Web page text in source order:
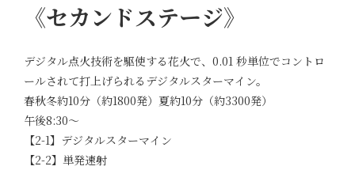
《セカンドステージ》
デジタル点火技術を駆使する花火で、0.01 秒単位でコントロ
ールされて打上げられるデジタルスターマイン。
春秋冬約10分（約1800発）夏約10分（約3300発）
午後8:30～
【2-1】デジタルスターマイン
【2-2】単発速射